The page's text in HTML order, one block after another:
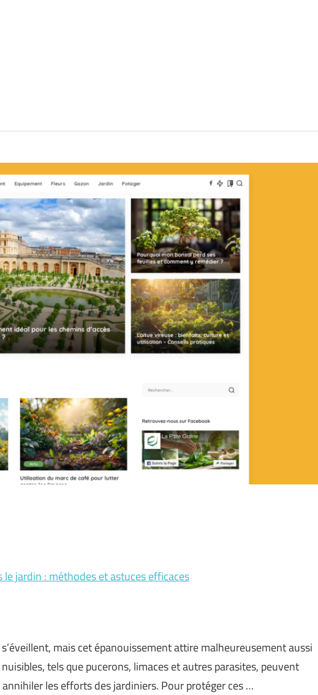
jardin : méthodes et astuces efficaces
mais cet épanouissement attire malheureusement aussi
tels que pucerons, limaces et autres parasites, peuvent
les efforts des jardiniers. Pour protéger ces …